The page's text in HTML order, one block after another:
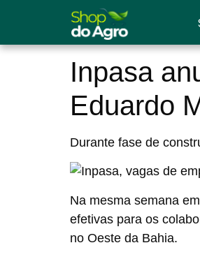
Inpasa
Eduardo
Durante fase de
Na mesma semana
efetivas para os
no Oeste da Bahia.